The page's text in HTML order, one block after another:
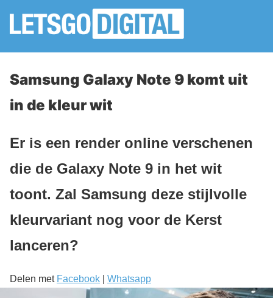
Samsung Galaxy Note 9 komt uit
in de kleur wit
Er is een render online verschenen
die de Galaxy Note 9 in het wit
toont. Zal Samsung deze stijlvolle
kleurvariant nog voor de Kerst
lanceren?
Delen met Facebook Whatsapp